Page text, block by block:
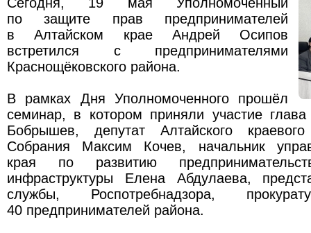
по защите прав предпринимателей
в Алтайском крае Андрей Осипов
встретился с предпринимателями
Краснощёковского района.
В рамках Дня Уполномоченного прошёл
семинар, в котором приняли участие
Бобрышев, депутат Алтайского краевого
Собрания Максим Кочев, начальник
края по развитию
инфраструктуры Елена Абдулаева,
службы, Роспотребнадзора,
40 предпринимателей района.